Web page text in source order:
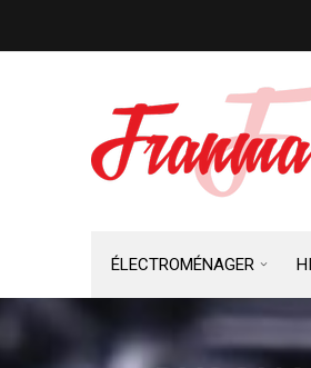
ÉLECTROMÉNAGER